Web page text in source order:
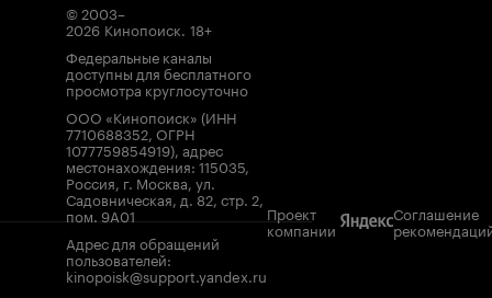
© 2003–
2026 Кинопоиск. 18+
Федеральные каналы
доступны для бесплатного
просмотра круглосуточно
ООО «Кинопоиск» (ИНН
7710688352, ОГРН
1077759854919), адрес
местонахождения: 115035,
Россия, г. Москва, ул.
Садовническая, д. 82, стр. 2,
пом. 9А01
Адрес для обращений
пользователей:
kinopoisk@support.yandex.ru
Проект
компании
Соглашение